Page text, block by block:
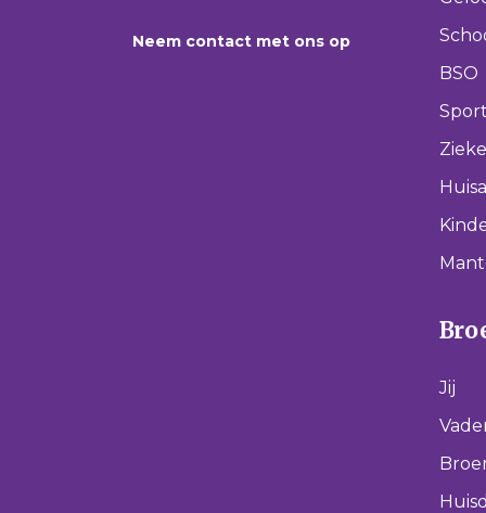
Neem contact met ons op
BSO
Jij